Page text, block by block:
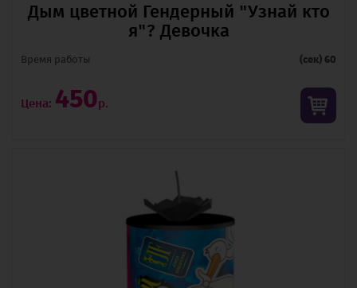
Дым цветной Гендерный "Узнай кто
я"? Девочка
Время pаботы (сек) 60
Цена: 450р.